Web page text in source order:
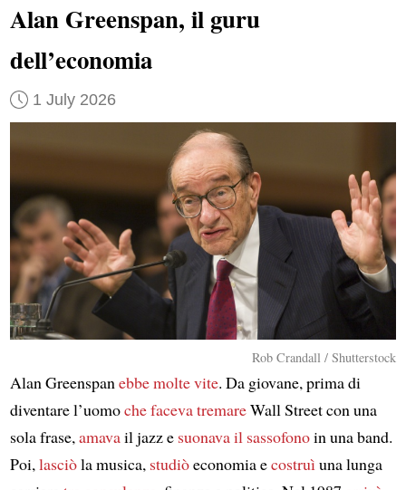
Alan Greenspan, il guru
dell’economia
1 July 2026
Rob Crandall / Shutterstock
Alan Greenspanebbe molte vite. Da giovane, prima di
diventare l’uomoche faceva tremareWall Street con una
sola frase,amavail jazz e suonava il sassofonoin una band.
Poi,lasciòla musica, studiòeconomia ecostruìuna lunga